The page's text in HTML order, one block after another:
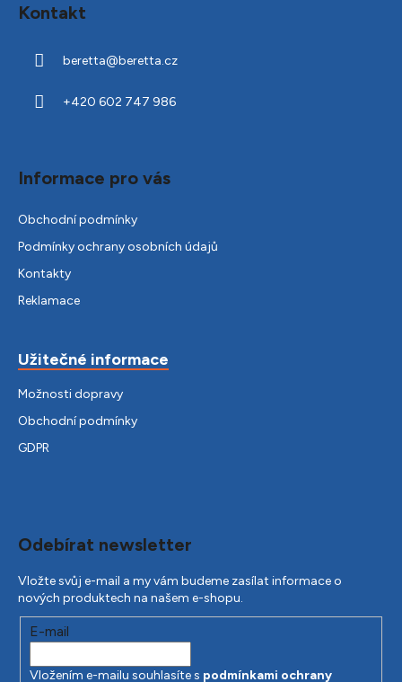
Kontakt
beretta@beretta.cz
+420 602 747 986
Informace pro vás
Obchodní podmínky
Podmínky ochrany osobních údajů
Kontakty
Reklamace
Užitečné informace
Možnosti dopravy
Obchodní podmínky
GDPR
Odebírat newsletter
Vložte svůj e-mail a my vám budeme zasílat informace o
nových produktech na našem e-shopu.
E-mail
Vložením e-mailu souhlasíte s podmínkami ochrany